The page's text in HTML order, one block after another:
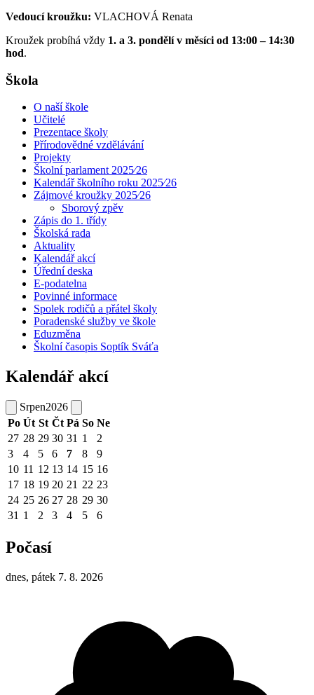
Vedoucí kroužku: VLACHOVÁ Renata
Kroužek probíhá vždy 1. a 3. pondělí v měsíci od 13:00 – 14:30
hod.
Škola
O naší škole
Učitelé
Prezentace školy
Přírodovědné vzdělávání
Projekty
Školní parlament 2025⁄26
Kalendář školního roku 2025⁄26
Zájmové kroužky 2025⁄26
Sborový zpěv
Zápis do 1. třídy
Školská rada
Aktuality
Kalendář akcí
Úřední deska
E-podatelna
Povinné informace
Spolek rodičů a přátel školy
Poradenské služby ve škole
Eduzměna
Školní časopis Soptík Sváťa
Kalendář akcí
Srpen2026
Po Út St Čt Pá So Ne
27 28 29 30 31 1
2
3
4 5 6 7 8
9
10 11 12 13 14 15 16
17 18 19 20 21 22 23
24 25 26 27 28 29 30
31 1 2 3 4 5 6
Počasí
dnes, pátek 7. 8. 2026